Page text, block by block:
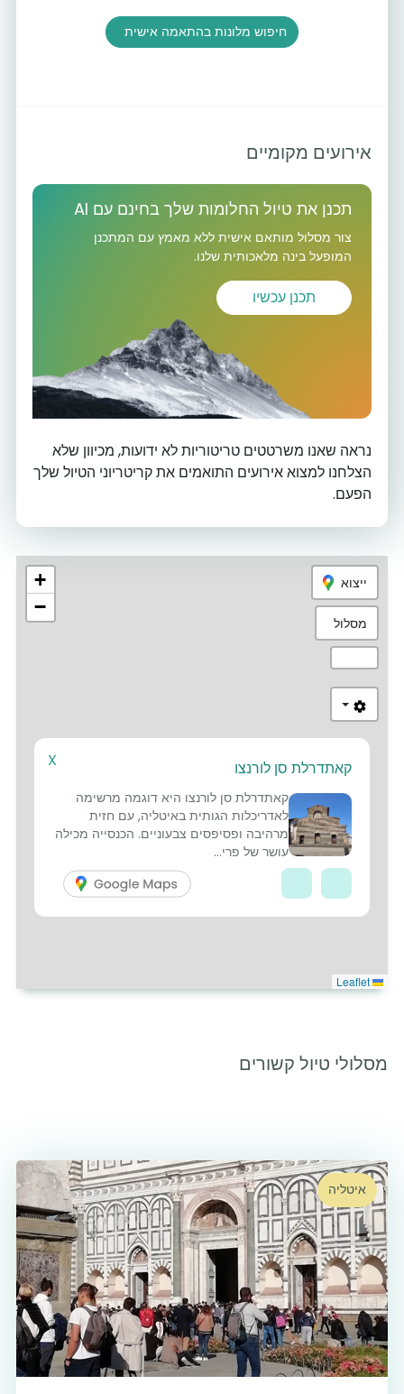
חיפוש מלונות בהתאמה אישית
אירועים מקומיים
תכנן את טיול החלומות שלך בחינם עם AI
צור מסלול מותאם אישית ללא מאמץ עם המתכנן
המופעל בינה מלאכותית שלנו.
תכנן עכשיו
נראה שאנו משרטטים טריטוריות לא ידועות, מכיוון שלא
הצלחנו למצוא אירועים התואמים את קריטריוני הטיול שלך
הפעם.
+
−
Leaflet
ייצוא
מסלול
X קאתדרלת סן לורנצו
קאתדרלת סן לורנצו היא דוגמה מרשימה
לאדריכלות הגותית באיטליה, עם חזית
מרהיבה ופסיפסים צבעוניים. הכנסייה מכילה
עושר של פרי...
מסלולי טיול קשורים
איטליה